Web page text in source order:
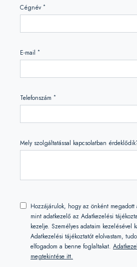
Cégnév *
E-mail *
Telefonszám *
Mely szolgáltatással kapcsolatban
Hozzájárulok, hogy az önként megadott
mint adatkezelő az Adatkezelési
kezelje. Személyes adataim kezelésével
Adatkezelési tájékoztatót elolvastam,
elfogadom a benne foglaltakat.
megtekintése itt.